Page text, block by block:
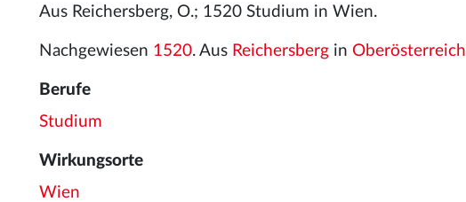
Aus Reichersberg, O.; 1520 Studium in Wien.
Nachgewiesen 1520. Aus Reichersberg in Oberösterreich
Berufe
Studium
Wirkungsorte
Wien